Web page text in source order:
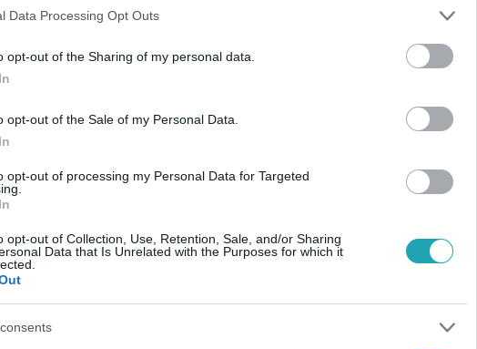
Data Processing Opt Outs
opt-out of the Sharing of my personal data.
opt-out of the Sale of my Personal Data.
opt-out of processing my Personal Data for Targeted
opt-out of Collection, Use, Retention, Sale, and/or Sharing
Data that Is Unrelated with the Purposes for which it
logikája alapján más érdekvédelmi
legyen a Google-találatokban!